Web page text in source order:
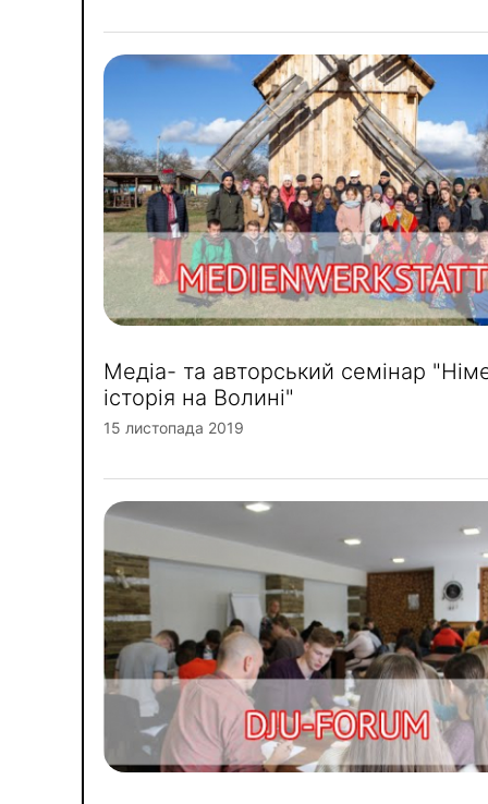
Медіа- та авторський семінар
історія на Волині"
15 листопада 2019